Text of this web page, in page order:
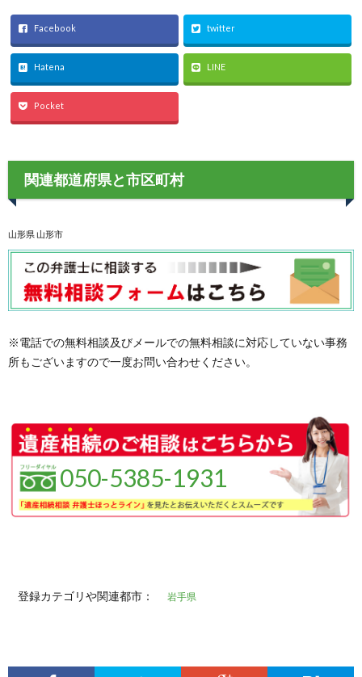
Facebook twitter
Hatena LINE
Pocket
関連都道府県と市区町村
山形県 山形市
※電話での無料相談及びメールでの無料相談に対応していない事務
所もございますので一度お問い合わせください。
050-5385-1931
登録カテゴリや関連都市： 岩手県